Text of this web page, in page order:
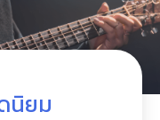
นิยม